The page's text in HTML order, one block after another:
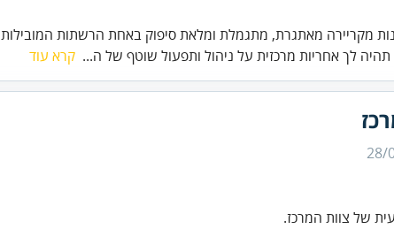
מקריירה מאתגרת, מתגמלת ומלאת סיפוק באחת הרשתות המובילות
לך אחריות מרכזית על ניהול ותפעול שוטף של ה... קרא עוד
28/
של צוות המרכז.